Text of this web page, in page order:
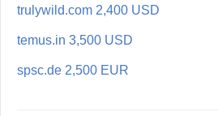
trulywild.com 2,400 USD
temus.in 3,500 USD
spsc.de 2,500 EUR